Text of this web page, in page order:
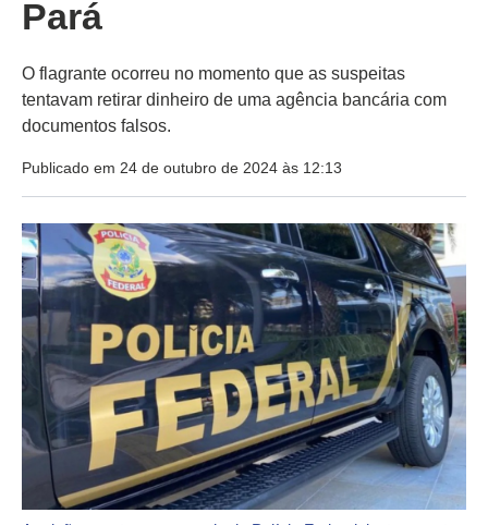
Pará
O flagrante ocorreu no momento que as suspeitas
tentavam retirar dinheiro de uma agência bancária com
documentos falsos.
Publicado em 24 de outubro de 2024 às 12:13